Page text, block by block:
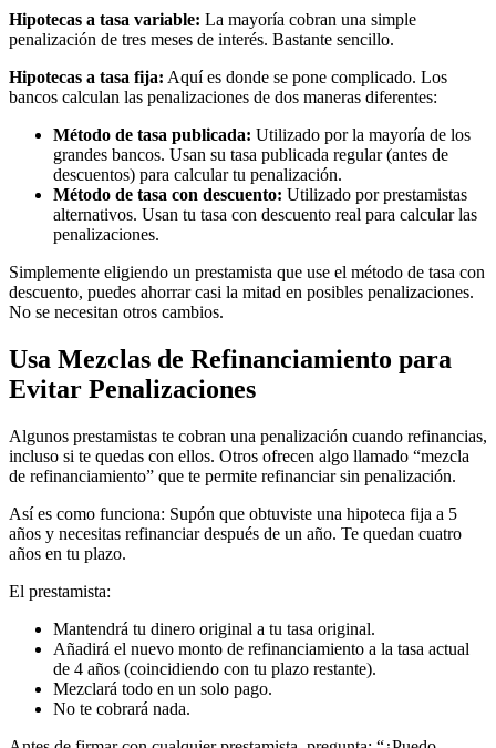
Hipotecas a tasa variable: La mayoría cobran una simple
penalización de tres meses de interés. Bastante sencillo.
Hipotecas a tasa fija: Aquí es donde se pone complicado. Los
bancos calculan las penalizaciones de dos maneras diferentes:
Método de tasa publicada: Utilizado por la mayoría de los
grandes bancos. Usan su tasa publicada regular (antes de
descuentos) para calcular tu penalización.
Método de tasa con descuento: Utilizado por prestamistas
alternativos. Usan tu tasa con descuento real para calcular las
penalizaciones.
Simplemente eligiendo un prestamista que use el método de tasa con
descuento, puedes ahorrar casi la mitad en posibles penalizaciones.
No se necesitan otros cambios.
Usa Mezclas de Refinanciamiento para
Evitar Penalizaciones
Algunos prestamistas te cobran una penalización cuando refinancias,
incluso si te quedas con ellos. Otros ofrecen algo llamado “mezcla
de refinanciamiento” que te permite refinanciar sin penalización.
Así es como funciona: Supón que obtuviste una hipoteca fija a 5
años y necesitas refinanciar después de un año. Te quedan cuatro
años en tu plazo.
El prestamista:
Mantendrá tu dinero original a tu tasa original.
Añadirá el nuevo monto de refinanciamiento a la tasa actual
de 4 años (coincidiendo con tu plazo restante).
Mezclará todo en un solo pago.
No te cobrará nada.